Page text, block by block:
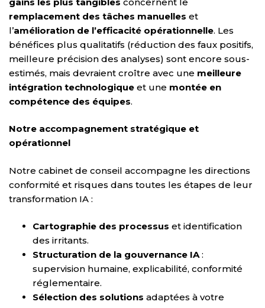
remplacement des tâches manuelles et
l’amélioration de l’efficacité opérationnelle. Les
bénéfices plus qualitatifs (réduction des faux positifs,
meilleure précision des analyses) sont encore sous-
estimés, mais devraient croître avec une meilleure
intégration technologique et une montée en
compétence des équipes.
Notre accompagnement stratégique et
opérationnel
Notre cabinet de conseil accompagne les directions
conformité et risques dans toutes les étapes de leur
transformation IA :
Cartographie des processus et identification
des irritants.
Structuration de la gouvernance IA:
supervision humaine, explicabilité, conformité
réglementaire.
Sélection des solutions adaptées à votre